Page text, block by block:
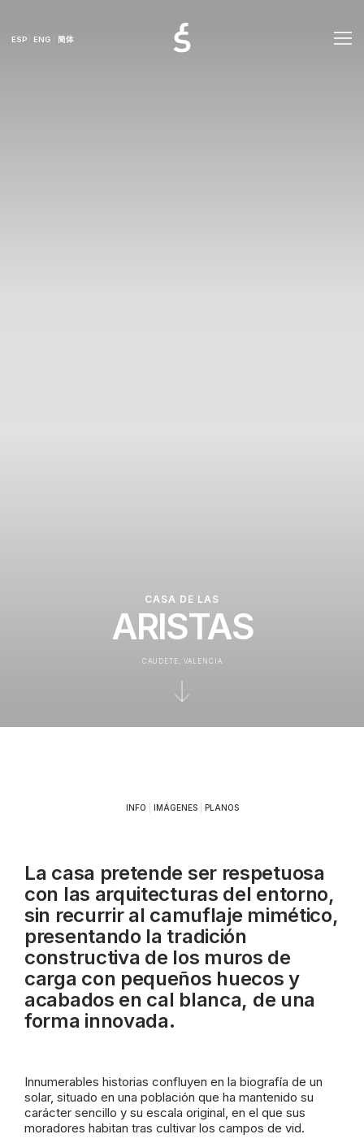
ESP ENG 简体
CASA DE LAS
ARISTAS
CAUDETE, VALENCIA
INFO IMÁGENES| PLANOS
La casa pretende ser respetuosa
con las arquitecturas del entorno,
sin recurrir al camuflaje mimético,
presentando la tradición
constructiva de los muros de
carga con pequeños huecos y
acabados en cal blanca, de una
forma innovada.
Innumerables historias confluyen en la biografía de un
solar, situado en una población que ha mantenido su
carácter sencillo y su escala original, en el que sus
moradores habitan tras cultivar los campos de vid.